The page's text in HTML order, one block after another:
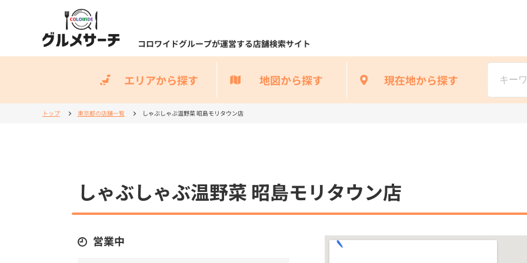
コロワイドグループが運営する店舗検索サイト
エリアから探す 地図から探す 現在地から探す
トップ 東京都の店舗一覧 しゃぶしゃぶ温野菜 昭島モリタウン店
しゃぶしゃぶ温野菜 昭島モリタウン店
営業中